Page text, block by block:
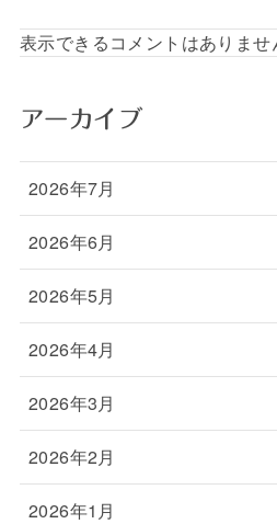
表示できるコメントはありませ
アーカイブ
2026年7月
2026年6月
2026年5月
2026年4月
2026年3月
2026年2月
2026年1月